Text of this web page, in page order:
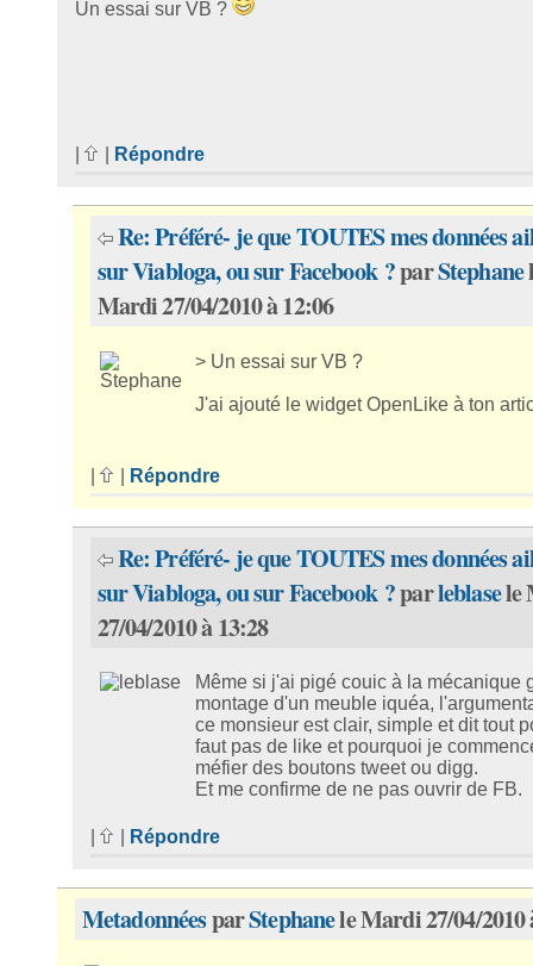
Un essai sur VB ?
Répondre
Re: Préféré- je que TOUTES mes données
sur Viabloga, ou sur Facebook ?parStephane
Mardi 27/04/2010 à 12:06
> Un essai sur VB ?
J'ai ajouté le widget OpenLike à ton
Répondre
Re: Préféré- je que TOUTES mes données
sur Viabloga, ou sur Facebook ?parleblasele
27/04/2010 à 13:28
Même si j'ai pigé couic à la mécanique
montage d'un meuble iquéa,
ce monsieur est clair, simple et dit tout
faut pas de like et pourquoi je
méfier des boutons tweet ou digg.
Et me confirme de ne pas ouvrir de FB.
Répondre
MetadonnéesparStephanele Mardi 27/04/2010